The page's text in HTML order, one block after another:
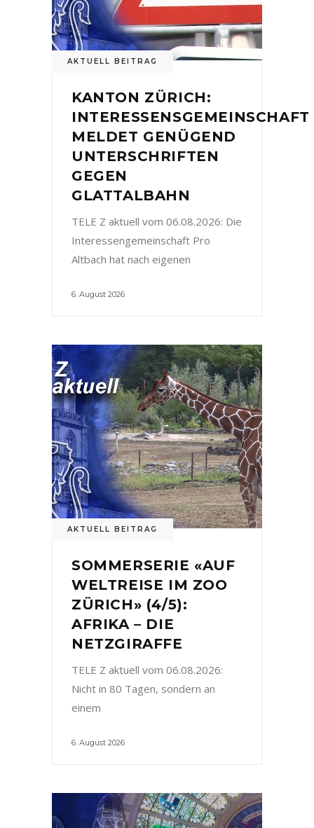
AKTUELL BEITRAG
KANTON ZÜRICH:
INTERESSENSGEMEINSCHAFT
MELDET GENÜGEND
UNTERSCHRIFTEN
GEGEN
GLATTALBAHN
TELE Z aktuell vom 06.08.2026: Die
Interessengemeinschaft Pro
Altbach hat nach eigenen
6. August 2026
AKTUELL BEITRAG
SOMMERSERIE «AUF
WELTREISE IM ZOO
ZÜRICH» (4/5):
AFRIKA – DIE
NETZGIRAFFE
TELE Z aktuell vom 06.08.2026:
Nicht in 80 Tagen, sondern an
einem
6. August 2026